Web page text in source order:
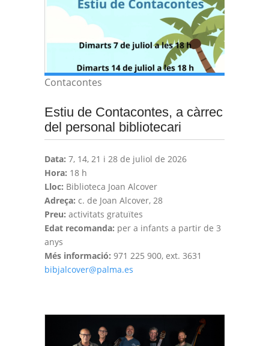
Contacontes
Estiu de Contacontes, a càrrec
del personal bibliotecari
Data: 7, 14, 21 i 28 de juliol de 2026
Hora: 18 h
Lloc: Biblioteca Joan Alcover
Adreça: c. de Joan Alcover, 28
Preu: activitats gratuïtes
Edat recomanda: per a infants a partir de 3
anys
Més informació: 971 225 900, ext. 3631
bibjalcover@palma.es